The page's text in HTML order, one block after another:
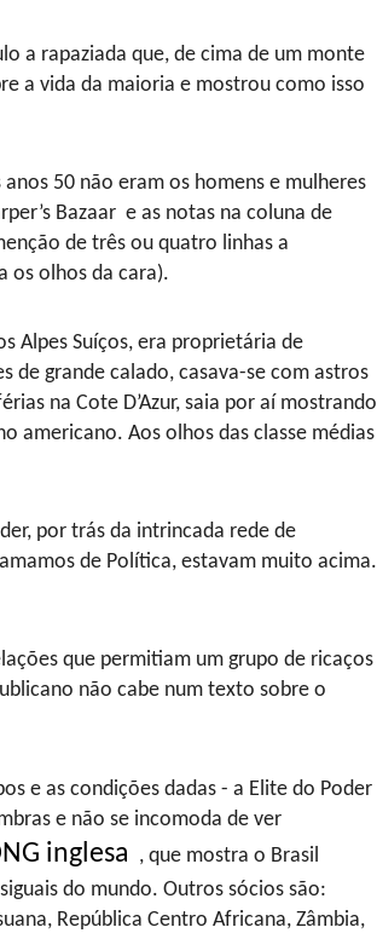
a rapaziada que, de cima de um monte
a vida da maioria e mostrou como isso
50 não eram os homens e mulheres
Bazaar e as notas na coluna de
de três ou quatro linhas a
os olhos da cara).
Alpes Suíços, era proprietária de
de grande calado, casava-se com astros
na Cote D’Azur, saia por aí mostrando
americano. Aos olhos das classe médias
por trás da intrincada rede de
de Política, estavam muito acima.
que permitiam um grupo de ricaços
não cabe num texto sobre o
e as condições dadas - a Elite do Poder
e não se incomoda de ver
inglesa , que mostra o Brasil
do mundo. Outros sócios são:
República Centro Africana, Zâmbia,